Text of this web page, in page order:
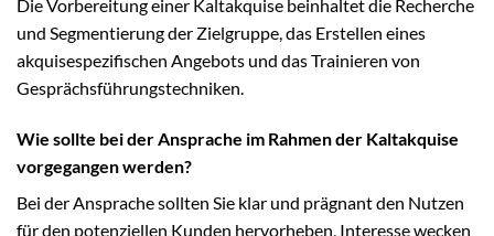
Die Vorbereitung einer Kaltakquise beinhaltet die Recherche
und Segmentierung der Zielgruppe, das Erstellen eines
akquisespezifischen Angebots und das Trainieren von
Gesprächsführungstechniken.
Wie sollte bei der Ansprache im Rahmen der Kaltakquise
vorgegangen werden?
Bei der Ansprache sollten Sie klar und prägnant den Nutzen
für den potenziellen Kunden hervorheben, Interesse wecken